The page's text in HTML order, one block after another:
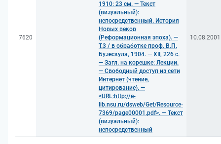
7620
1910; 23 см. — Текст
(визуальный):
непосредственный. История
Новых веков
(Реформационная эпоха). —
Т.3 / в обработке проф. В.П.
Бузескула, 1904. — XII, 226 с.
— Загл. на корешке: Лекции.
— Свободный доступ из сети
Интернет (чтение,
цитирование). —
<URL:http://e-
lib.nsu.ru/dsweb/Get/Resource-
7369/page00001.pdf>. — Текст
(визуальный):
непосредственный
10.08.2001